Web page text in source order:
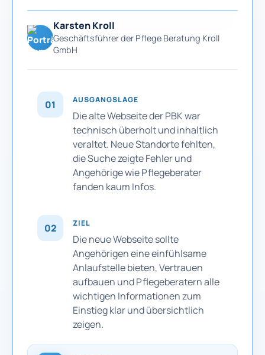
Karsten Kroll
Geschäftsführer der Pflege Beratung Kroll
GmbH
01 AUSGANGSLAGE
Die alte Webseite der PBK war
technisch überholt und inhaltlich
veraltet. Neue Standorte fehlten,
die Suche zeigte Fehler und
Angehörige wie Pflegeberater
fanden kaum Infos.
02 ZIEL
Die neue Webseite sollte
Angehörigen eine einfühlsame
Anlaufstelle bieten, Vertrauen
aufbauen und Pflegeberatern alle
wichtigen Informationen zum
Einstieg klar und übersichtlich
zeigen.